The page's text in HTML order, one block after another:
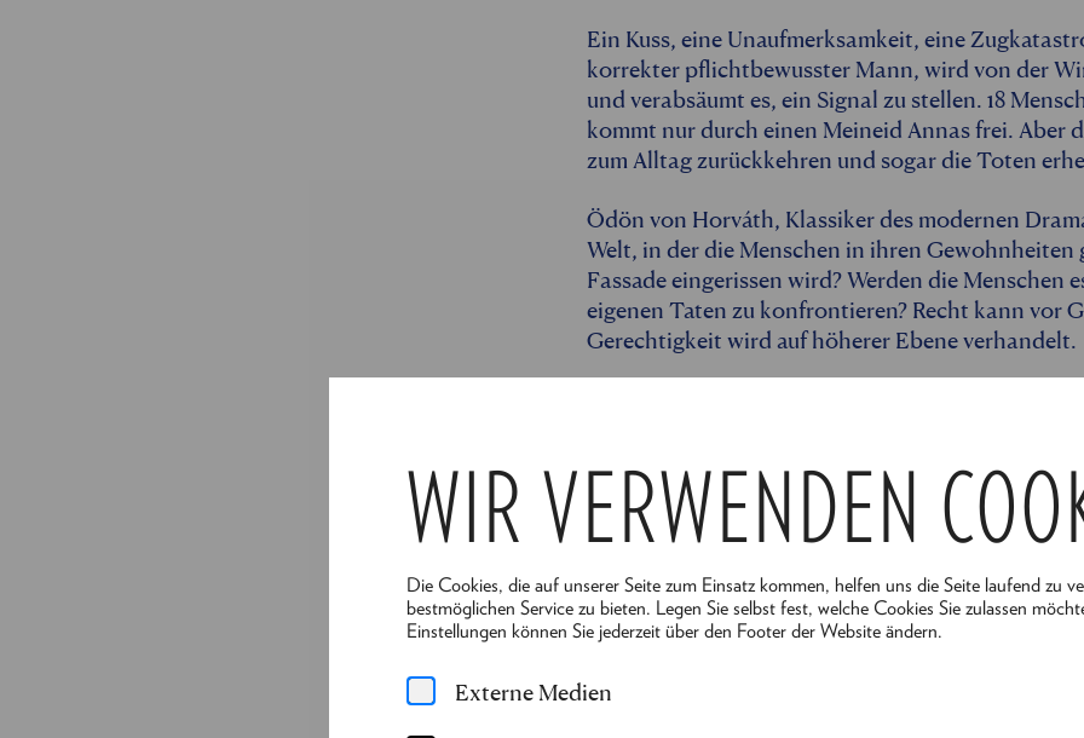
WIR VERWENDEN
Die Cookies, die auf unserer Seite zum Einsatz kommen, helfen uns die Seite laufend zu
bestmöglichen Service zu bieten. Legen Sie selbst fest, welche Cookies Sie zulassen
Einstellungen können Sie jederzeit über den Footer der Website ändern.
Externe Medien
Ein Kuss, eine Unaufmerksamkeit, eine
korrekter pflichtbewusster Mann, wird von der
und verabsäumt es, ein Signal zu stellen. 18
kommt nur durch einen Meineid Annas frei. Aber
zum Alltag zurückkehren und sogar die Toten
Ödön von Horváth, Klassiker des modernen
Welt, in der die Menschen in ihren Gewohnheiten
Fassade eingerissen wird? Werden die Menschen
eigenen Taten zu konfrontieren? Recht kann vor
Gerechtigkeit wird auf höherer Ebene verhandelt.
jungen Jahren die Rolle der Anna verkörperte,
Menschheitsthemen auseinander: Verantwortung
- Besetzung -
Regie: Maria Happel
Bühne: